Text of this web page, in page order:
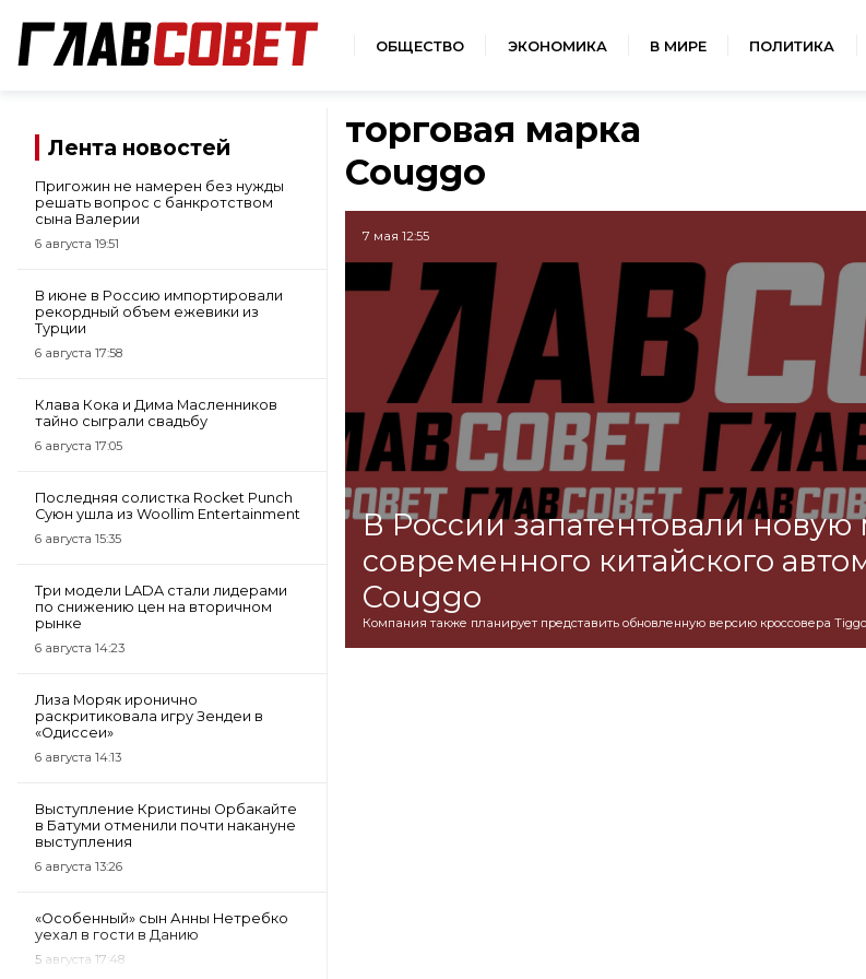
ОБЩЕСТВО ЭКОНОМИКА В МИРЕ ПОЛИТИКА
Лента новостей
Пригожин не намерен без нужды
решать вопрос с банкротством
сына Валерии
6 августа 19:51
В июне в Россию импортировали
рекордный объем ежевики из
Турции
6 августа 17:58
Клава Кока и Дима Масленников
тайно сыграли свадьбу
6 августа 17:05
Последняя солистка Rocket Punch
Суюн ушла из Woollim Entertainment
6 августа 15:35
Три модели LADA стали лидерами
по снижению цен на вторичном
рынке
6 августа 14:23
Лиза Моряк иронично
раскритиковала игру Зендеи в
«Одиссеи»
6 августа 14:13
Выступление Кристины Орбакайте
в Батуми отменили почти накануне
выступления
6 августа 13:26
«Особенный» сын Анны Нетребко
уехал в гости в Данию
5 августа 17:48
торговая марка
Couggo
7 мая 12:55
В России запатентовали новую
современного китайского
Couggo
Компания также планирует представить обновленную версию кроссовера